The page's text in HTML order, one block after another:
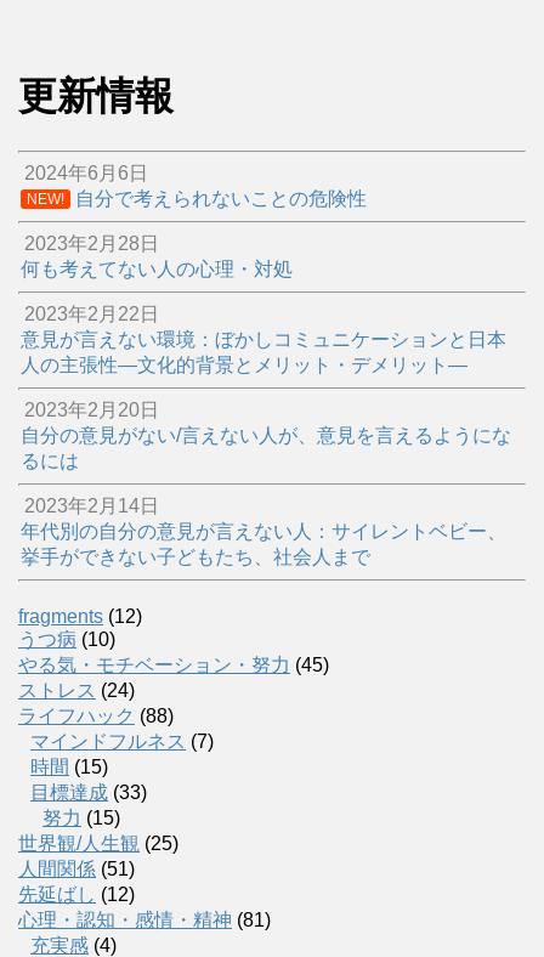
更新情報
2024年6月6日
NEW! 自分で考えられないことの危険性
2023年2月28日
何も考えてない人の心理・対処
2023年2月22日
意見が言えない環境：ぼかしコミュニケーションと日本
人の主張性―文化的背景とメリット・デメリット―
2023年2月20日
自分の意見がない/言えない人が、意見を言えるようにな
るには
2023年2月14日
年代別の自分の意見が言えない人：サイレントベビー、
挙手ができない子どもたち、社会人まで
fragments (12)
うつ病 (10)
やる気・モチベーション・努力 (45)
ストレス (24)
ライフハック (88)
マインドフルネス (7)
時間 (15)
目標達成 (33)
努力 (15)
世界観/人生観 (25)
人間関係 (51)
先延ばし (12)
心理・認知・感情・精神 (81)
充実感 (4)